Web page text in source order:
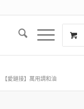
【愛鏈接】萬用調和油